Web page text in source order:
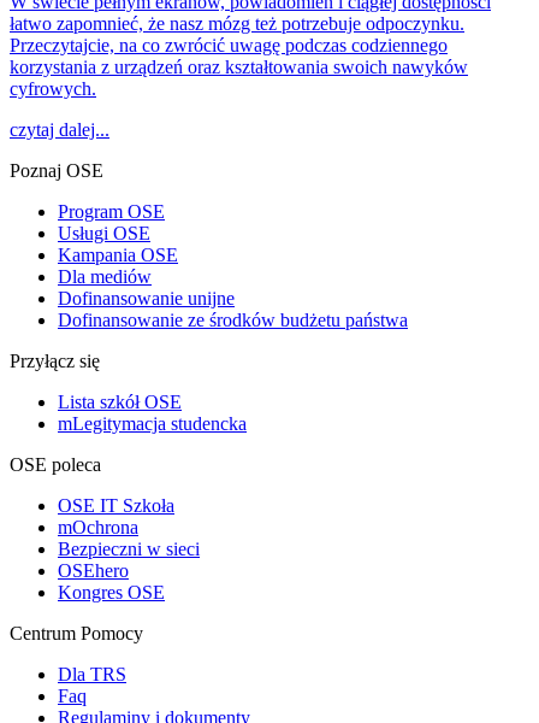
łatwo zapomnieć, że nasz mózg też potrzebuje odpoczynku.
Przeczytajcie, na co zwrócić uwagę podczas codziennego
korzystania z urządzeń oraz kształtowania swoich nawyków
cyfrowych.
czytaj dalej...
Poznaj OSE
Program OSE
Usługi OSE
Kampania OSE
Dla mediów
Dofinansowanie unijne
Dofinansowanie ze środków budżetu państwa
Przyłącz się
Lista szkół OSE
mLegitymacja studencka
OSE poleca
OSE IT Szkoła
mOchrona
Bezpieczni w sieci
OSEhero
Kongres OSE
Centrum Pomocy
Dla TRS
Faq
Regulaminy i dokumenty